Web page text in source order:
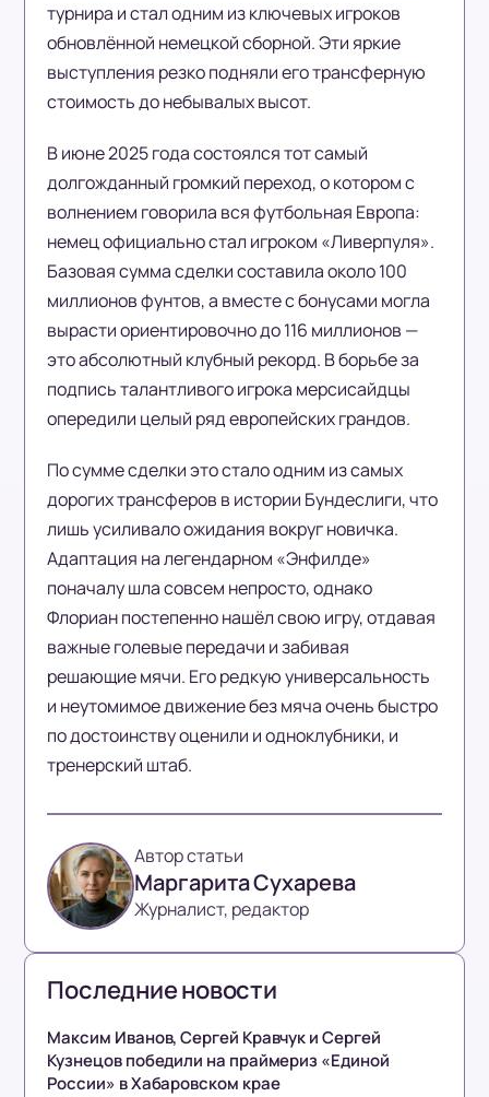
турнира и стал одним из ключевых игроков
обновлённой немецкой сборной. Эти яркие
выступления резко подняли его трансферную
стоимость до небывалых высот.
В июне 2025 года состоялся тот самый
долгожданный громкий переход, о котором с
волнением говорила вся футбольная Европа:
немец официально стал игроком «Ливерпуля».
Базовая сумма сделки составила около 100
миллионов фунтов, а вместе с бонусами могла
вырасти ориентировочно до 116 миллионов —
это абсолютный клубный рекорд. В борьбе за
подпись талантливого игрока мерсисайдцы
опередили целый ряд европейских грандов.
По сумме сделки это стало одним из самых
дорогих трансферов в истории Бундеслиги, что
лишь усиливало ожидания вокруг новичка.
Адаптация на легендарном «Энфилде»
поначалу шла совсем непросто, однако
Флориан постепенно нашёл свою игру, отдавая
важные голевые передачи и забивая
решающие мячи. Его редкую универсальность
и неутомимое движение без мяча очень быстро
по достоинству оценили и одноклубники, и
тренерский штаб.
Автор статьи
Маргарита Сухарева
Журналист, редактор
Последние новости
Максим Иванов, Сергей Кравчук и Сергей
Кузнецов победили на праймериз «Единой
России» в Хабаровском крае